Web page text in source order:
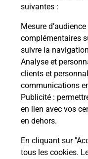
suivantes :
Mesure d’audience
complémentaires
suivre la
Analyse et
clients et
communications
Publicité :
en lien avec vos
en dehors.
En cliquant sur
tous les cookies.
Fermeture
5 PLACE DES
44300
En savoir plus
Malin !
La Poste
Ouvert